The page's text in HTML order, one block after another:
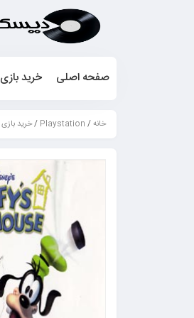
صفحه اصلی خرید بازی XBOX 360
خانه/
Playstation
/خرید بازی ps1